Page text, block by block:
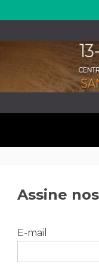
Assine
E-mail